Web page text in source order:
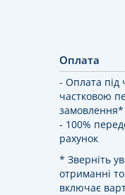
Оплата
- Оплата під
частковою
замовлення*
- 100%
рахунок
* Зверніть
отриманні
включає